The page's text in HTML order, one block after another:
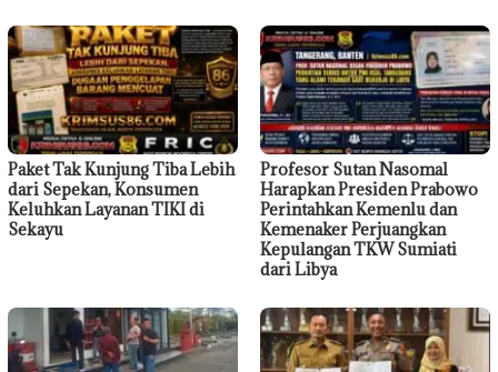
Paket Tak Kunjung Tiba Lebih
dari Sepekan, Konsumen
Keluhkan Layanan TIKI di
Sekayu
Profesor Sutan Nasomal
Harapkan Presiden Prabowo
Perintahkan Kemenlu dan
Kemenaker Perjuangkan
Kepulangan TKW Sumiati
dari Libya